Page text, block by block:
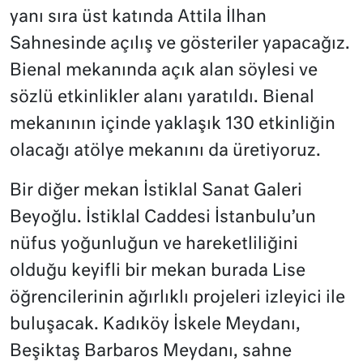
yanı sıra üst katında Attila İlhan
Sahnesinde açılış ve gösteriler yapacağız.
Bienal mekanında açık alan söylesi ve
sözlü etkinlikler alanı yaratıldı. Bienal
mekanının içinde yaklaşık 130 etkinliğin
olacağı atölye mekanını da üretiyoruz.
Bir diğer mekan İstiklal Sanat Galeri
Beyoğlu. İstiklal Caddesi İstanbulu’un
nüfus yoğunluğun ve hareketliliğini
olduğu keyifli bir mekan burada Lise
öğrencilerinin ağırlıklı projeleri izleyici ile
buluşacak. Kadıköy İskele Meydanı,
Beşiktaş Barbaros Meydanı, sahne